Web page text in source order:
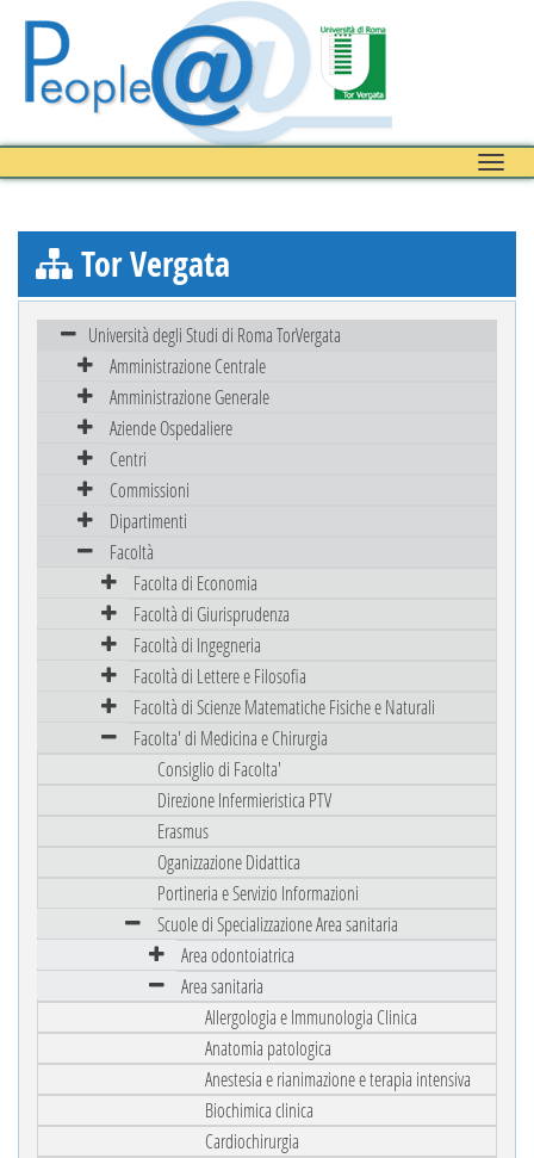
Toggle
Tor Vergata
Università degli Studi di Roma TorVergata
Amministrazione Centrale
Amministrazione Generale
Aziende Ospedaliere
Centri
Commissioni
Dipartimenti
Facoltà
Facolta di Economia
Facoltà di Giurisprudenza
Facoltà di Ingegneria
Facoltà di Lettere e Filosofia
Facoltà di Scienze Matematiche Fisiche e Naturali
Facolta' di Medicina e Chirurgia
Consiglio di Facolta'
Direzione Infermieristica PTV
Erasmus
Oganizzazione Didattica
Portineria e Servizio Informazioni
Scuole di Specializzazione Area sanitaria
Area odontoiatrica
Area sanitaria
Allergologia e Immunologia Clinica
Anatomia patologica
Anestesia e rianimazione e terapia intensiva
Biochimica clinica
Cardiochirurgia